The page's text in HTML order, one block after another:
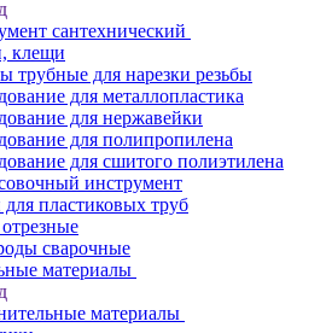
сантехнический
клещи
трубные для нарезки резьбы
для металлопластика
для нержавейки
для полипропилена
для сшитого полиэтилена
инструмент
для пластиковых труб
сварочные
материалы
материалы